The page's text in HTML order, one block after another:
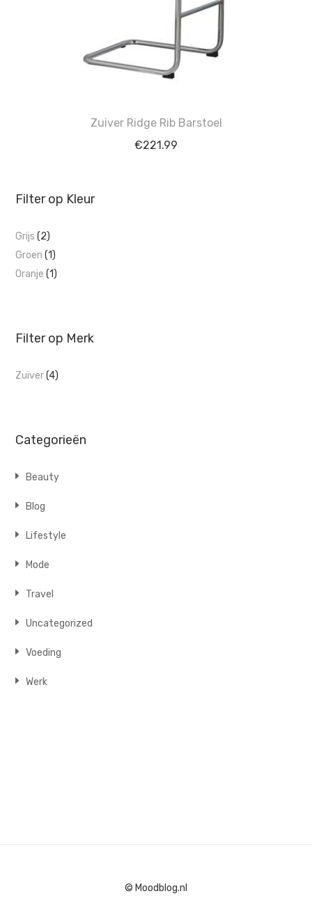
Zuiver Ridge Rib Barstoel
€221.99
Filter op Kleur
Grijs (2)
Groen (1)
Oranje (1)
Filter op Merk
Zuiver(4)
Categorieën
Beauty
Blog
Lifestyle
Mode
Travel
Uncategorized
Voeding
Werk
© Moodblog.nl